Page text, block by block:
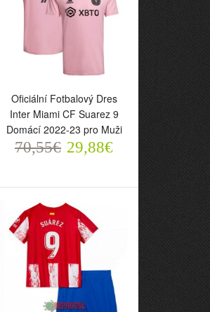
Oficiální Fotbalový Dres
Domácí 2022-23 pro Muži
70,55€ 29,88€
Oficiální Fotbalový Dres
Inter Miami CF Suarez 9
Domácí 2022-23 pro Muži
70,55€ 29,88€